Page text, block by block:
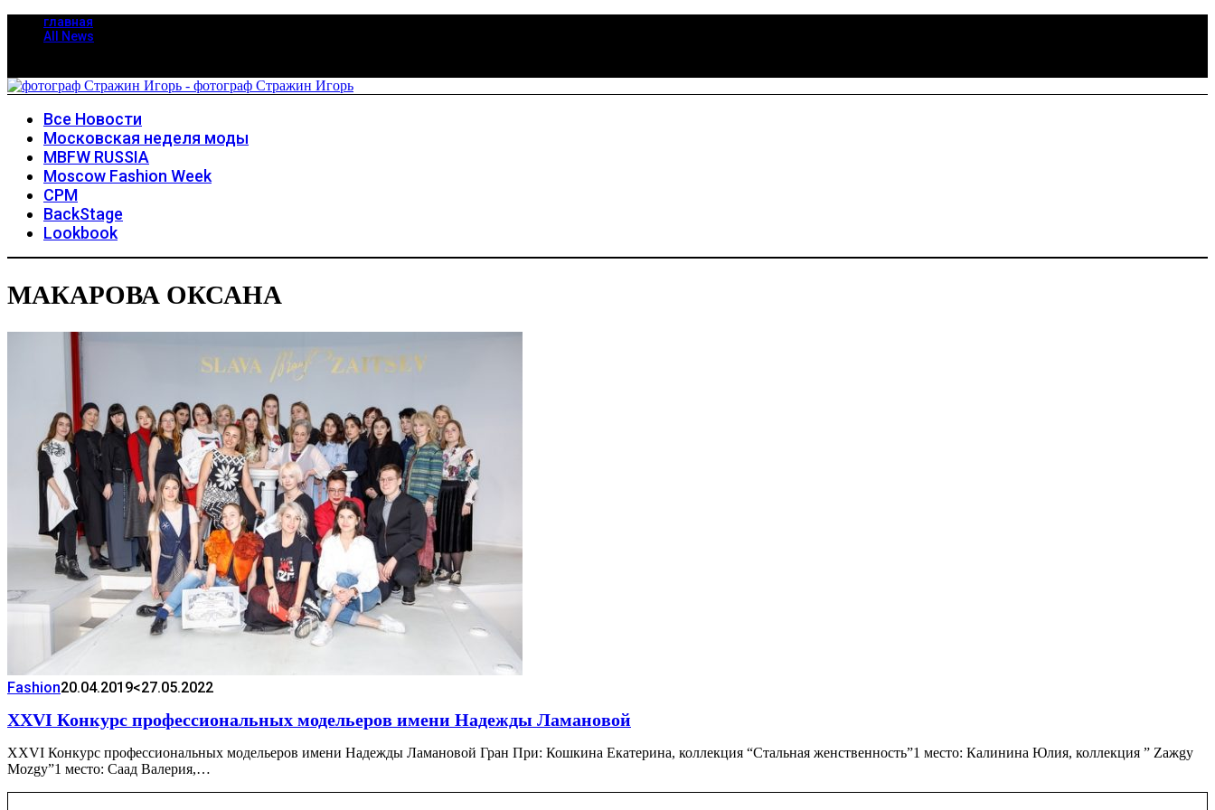
главная
All News
Все Новости
Московская неделя моды
MBFW RUSSIA
Moscow Fashion Week
CPM
BackStage
Lookbook
МАКАРОВА ОКСАНА
Fashion20.04.2019<27.05.2022
XXVI Конкурс профессиональных модельеров имени Надежды Ламановой
XXVI Конкурс профессиональных модельеров имени Надежды Ламановой Гран При: Кошкина Екатерина, коллекция “Стальная женственность”1 место: Калинина Юлия, коллекция ” Zaжgy
Mozgy”1 место: Саад Валерия,…